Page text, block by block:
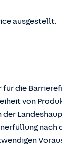
ausgestellt.
die
von
nach